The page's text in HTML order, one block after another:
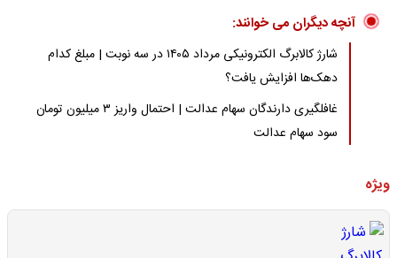
آنچه دیگران می خوانند:
شارژ کالابرگ الکترونیکی مرداد ۱۴۰۵ در سه نوبت | مبلغ کدام
دهک‌ها افزایش یافت؟
غافلگیری دارندگان سهام عدالت | احتمال واریز ۳ میلیون تومان
سود سهام عدالت
ویژه